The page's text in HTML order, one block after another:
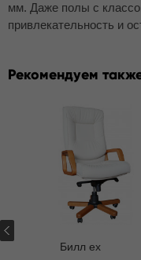
мм. Даже полы с
привлекательность и
Рекомендуем
Билл ех